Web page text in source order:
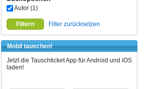
Autor (1)
Filtern Filter zurücksetzen
Mobil tauschen!
Jetzt die Tauschticket App für Android und iOS
laden!